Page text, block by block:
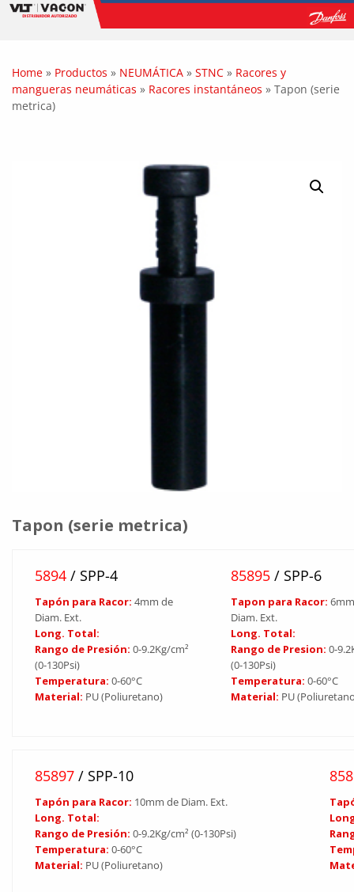
Home » Productos » NEUMÁTICA » STNC » Racores y
mangueras neumáticas » Racores instantáneos » Tapon (serie
metrica)
Tapon (serie metrica)
5894 / SPP-4
Tapón para Racor: 4mm de
Diam. Ext.
Long. Total:
Rango de Presión: 0-9.2Kg/cm²
(0-130Psi)
Temperatura: 0-60°C
Material: PU (Poliuretano)
85895 / SPP-6
Tapon para Racor:
Diam. Ext.
Long. Total:
Rango de Presion: 0-
(0-130Psi)
Temperatura: 0-60°C
Material: PU
85897 / SPP-10
Tapón para Racor: 10mm de Diam. Ext.
Long. Total:
Rango de Presión: 0-9.2Kg/cm² (0-130Psi)
Temperatura: 0-60°C
Material: PU (Poliuretano)